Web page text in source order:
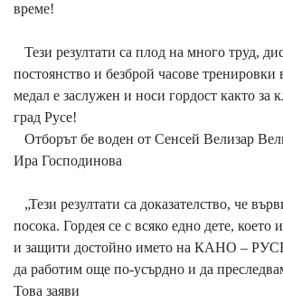
време!
Тези резултати са плод на много труд,
постоянство и безброй часове тренировки
медал е заслужен и носи гордост както за
град Русе!
Отборът бе воден от Сенсей Велизар
Ира Господинова
„Тези резултати са доказателство, че
посока. Гордея се с всяко едно дете, което
и защити достойно името на КАНО –
да работим още по-усърдно и да
Това заяви